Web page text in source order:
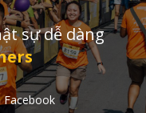
sự dễ dàng
Facebook